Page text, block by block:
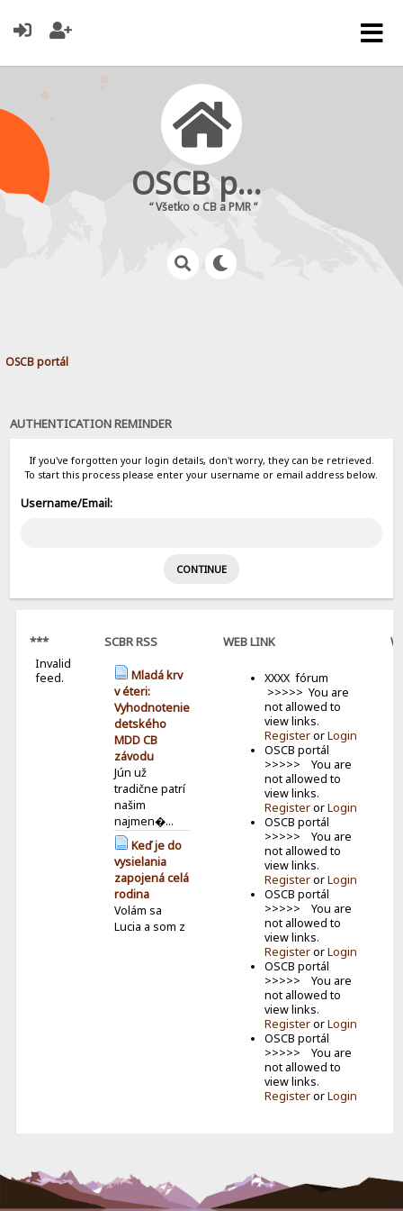
OSCB portál
“ Všetko o CB a PMR ”
OSCB portál
AUTHENTICATION REMINDER
If you've forgotten your login details, don't worry, they can be retrieved.
To start this process please enter your username or email address below.
Username/Email:
***
Invalid
feed.
SCBR RSS
Mladá krv
v éteri:
Vyhodnotenie
detského
MDD CB
závodu
Jún už
tradične patrí
našim
najmen�...
Keď je do
vysielania
zapojená celá
rodina
Volám sa
Lucia a som z
WEB LINK
XXXX fórum
>>>>> You are
not allowed to
view links.
RegisterorLogin
OSCB portál
>>>>> You are
not allowed to
view links.
RegisterorLogin
OSCB portál
>>>>> You are
not allowed to
view links.
RegisterorLogin
OSCB portál
>>>>> You are
not allowed to
view links.
RegisterorLogin
OSCB portál
>>>>> You are
not allowed to
view links.
RegisterorLogin
OSCB portál
>>>>> You are
not allowed to
view links.
RegisterorLogin